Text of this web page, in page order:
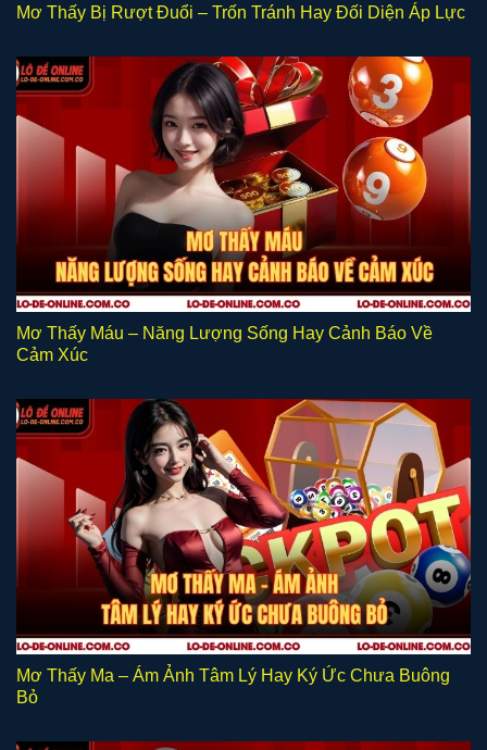
Mơ Thấy Bị Rượt Đuổi – Trốn Tránh Hay Đối Diện Áp Lực
Mơ Thấy Máu – Năng Lượng Sống Hay Cảnh Báo Về
Cảm Xúc
Mơ Thấy Ma – Ám Ảnh Tâm Lý Hay Ký Ức Chưa Buông
Bỏ